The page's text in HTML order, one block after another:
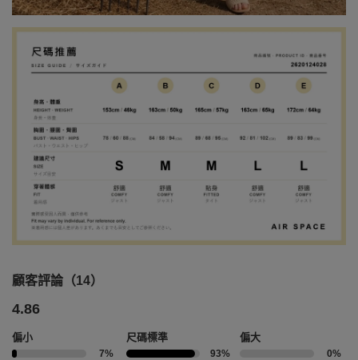
顧客評論（14）
4.86
偏小
7%
尺碼標準
93%
偏大
0%